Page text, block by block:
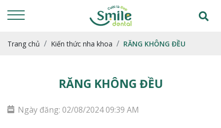
Trang chủ Kiến thức nha khoa RĂNG KHÔNG ĐỀU
RĂNG KHÔNG ĐỀU
Ngày đăng: 02/08/2024 09:39 AM